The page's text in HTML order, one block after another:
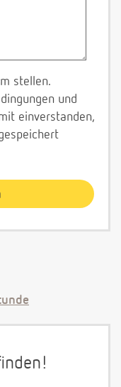
stellen.
und
einverstanden,